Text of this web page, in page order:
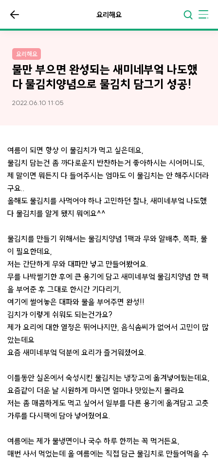
요리해요
요리해요
물만 부으면 완성되는 새미네부엌 나도했
다 물김치양념으로 물김치 담그기 성공!
2022.06.10 11:05
여름이 되면 항상 이 물김치가 먹고 싶은데요,
물김치 담는건 좀 까다로운지 반찬하는거 좋아하시는 시어머니도,
제 말이면 뭐든지 다 들어주시는 엄마도 이 물김치는 안 해주시더라
구요..
올해도 물김치를 사먹어야 하나 고민하던 찰나, 새미네부엌 나도했
다 물김치를 알게 됐지 뭐에요^^
물김치를 만들기 위해서는 물김치양념 1팩과 무와 알배추, 쪽파, 물
이 필요한데요,
저는 간단하게 무와 대파만 넣고 만들어봤어요.
무를 나박썰기한 후에 큰 용기에 담고 새미네부엌 물김치양념 한 팩
을 부어준 후 그대로 한시간 기다리기,
여기에 썰어놓은 대파와 물을 부어주면 완성!!
김치가 이렇게 쉬워도 되는건가요?
제가 요리에 대한 열정은 뛰어나지만, 음식솜씨가 없어서 고민이 많
았는데요
요즘 새미네부엌 덕분에 요리가 즐거워졌어요.
이틀동안 실온에서 숙성시킨 물김치는 냉장고에 옮겨넣어뒀는데요,
요즘같이 더운 날 시원하게 마시면 얼마나 맛있는지 몰라요
저는 좀 매콤하게도 먹고 싶어서 일부를 다른 용기에 옮겨담고 고춧
가루를 다시팩에 담아 넣어줬어요.
여름에는 제가 물냉면이나 국수 하루 한끼는 꼭 먹거든요,
매번 사서 먹었는데 올 여름에는 직접 담근 물김치로 만들어먹을 수